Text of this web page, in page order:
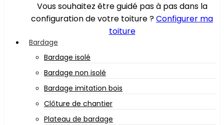
Vous souhaitez être guidé pas à pas dans la
configuration de votre toiture ?Configurer ma
toiture
Bardage
Bardage isolé
Bardage non isolé
Bardage imitation bois
Clôture de chantier
Plateau de bardage